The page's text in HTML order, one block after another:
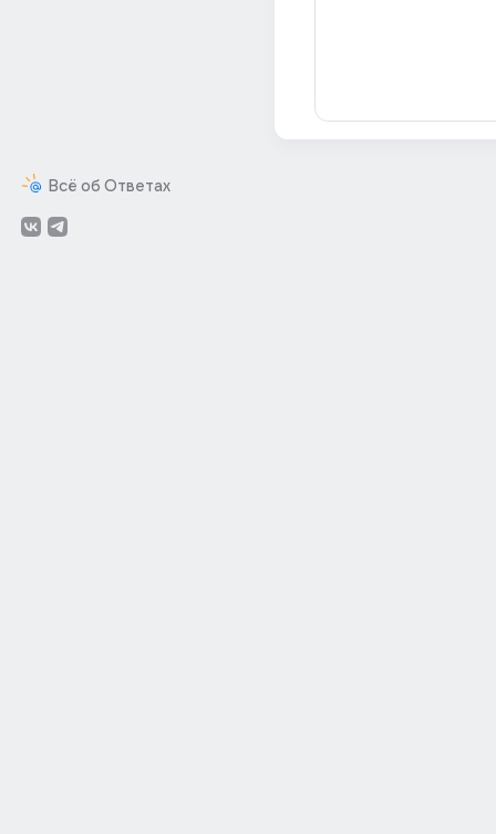
Всё об Ответах